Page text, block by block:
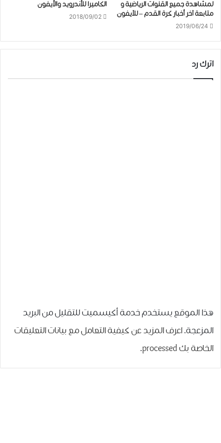
ﻟﻤﺸﺎﻫﺪﺓ ﺟﻤﻴﻊ ﺍﻟﻘﻨﻮﺍﺕ ﺍﻟﺮﻳﺎﺿﻴﺔ و
متابعة آخر أخبار كرة القدم – للآيفون
2019/06/24
الكاميرا للأندرويد والأيفون
2018/09/02
اترك رد
هذا الموقع يستخدم خدمة أكيسميت للتقليل من البريد
المزعجة.اعرف المزيد عن كيفية التعامل مع بيانات التعليقات
الخاصة بك processed
.